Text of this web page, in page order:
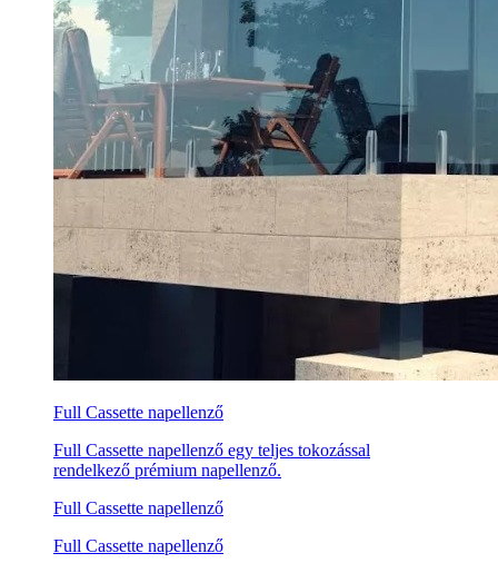
Full Cassette napellenző
Full Cassette napellenző egy teljes tokozással
rendelkező prémium napellenző.
Full Cassette napellenző
Full Cassette napellenző